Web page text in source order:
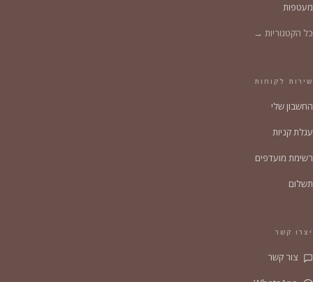
מעטפות
כל הקטגוריות →
שירות לקוחות
החשבון שלי
עגלת קניות
רשימת מועדפים
תשלום
יצרו קשר
צור קשר